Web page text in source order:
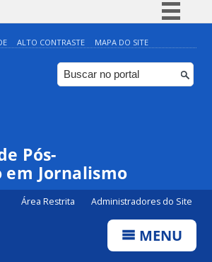
Simplifique!
Comunica BR
Participe
ALTO CONTRASTE MAPA DO SITE
Pós-
em Jornalismo
Área Restrita Administradores do Site
MENU